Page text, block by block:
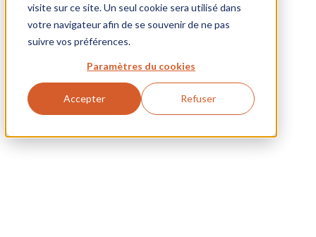
visite sur ce site. Un seul cookie sera utilisé dans
votre navigateur afin de se souvenir de ne pas
suivre vos préférences.
Paramètres du cookies
Accepter Refuser